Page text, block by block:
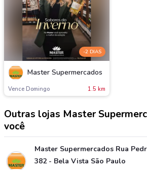
-2 DIAS
Master Supermercados
Vence Domingo 1.5 km
Outras lojas Master
você
Master Supermercados Rua
382 - Bela Vista São Paulo